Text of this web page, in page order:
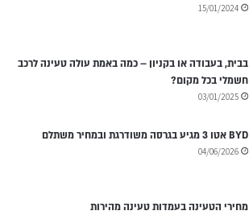
15/01/2024
בבית, בעבודה או בקניון – כמה באמת עולה טעינה לרכב
חשמלי בכל מקום?
03/01/2025
BYD אטו 3 מגיע בגרסה משודרגת ובמחיר משתלם
04/06/2026
מחירי הטעינה בעמדות טעינה מהירות